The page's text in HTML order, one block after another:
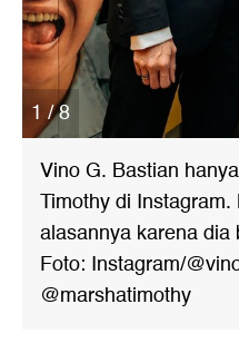
1 / 8
Vino G. Bastian
Timothy di
alasannya karena
Foto: Instagram/
@marshatimothy